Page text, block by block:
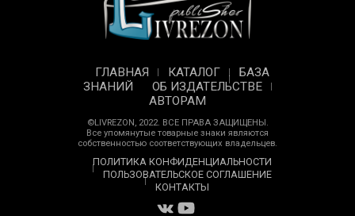
ГЛАВНАЯ КАТАЛОГ
БАЗА
ЗНАНИЙ
ОБ ИЗДАТЕЛЬСТВЕ
АВТОРАМ
©LIVREZON, 2022. ВСЕ ПРАВА ЗАЩИЩЕНЫ.
Все упомянутые товарные знаки являются
собственностью соответствующих владельцев.
ПОЛИТИКА КОНФИДЕНЦИАЛЬНОСТИ
ПОЛЬЗОВАТЕЛЬСКОЕ СОГЛАШЕНИЕ
КОНТАКТЫ